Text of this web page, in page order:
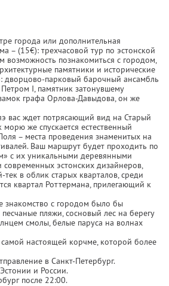
города или дополнительная
– (15€): трехчасовой тур по эстонской
возможность познакомиться с городом,
памятники и исторические
дворцово-парковый барочный ансамбль
I, памятник затонувшему
графа Орлова-Давыдова, он же
вас ждет потрясающий вид на Старый
же спускается естественный
– места проведения знаменитых на
Ваш маршрут будет проходить по
с их уникальными деревянными
эстонских дизайнеров,
в облик старых кварталов, среди
квартал Роттермана, прилегающий к
знакомство с городом было бы
пляжи, сосновый лес на берегу
смолы, белые паруса на волнах
настоящей корчме, которой более
в Санкт-Петербург.
и России.
после 22:00.